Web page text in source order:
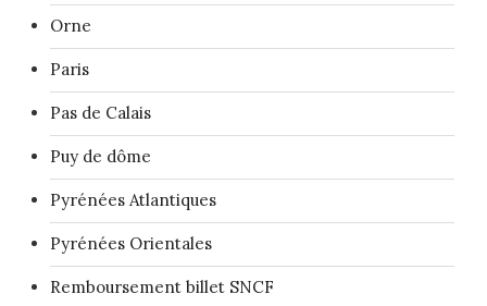
Orne
Paris
Pas de Calais
Puy de dôme
Pyrénées Atlantiques
Pyrénées Orientales
Remboursement billet SNCF